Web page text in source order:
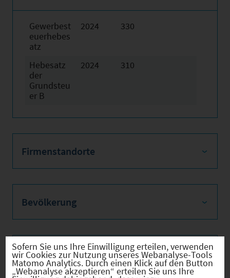
Gewerbest
euerhebes
atz
2024 330
Hebesatz
der
Grundsteu
er B
2024 310
Firmenstandorte
Bevölkerung
Sozialvers. Beschäftigte
Sofern Sie uns Ihre Einwilligung erteilen, verwenden
wir Cookies zur Nutzung unseres Webanalyse-Tools
Matomo Analytics. Durch einen Klick auf den Button
„Webanalyse akzeptieren“ erteilen Sie uns Ihre